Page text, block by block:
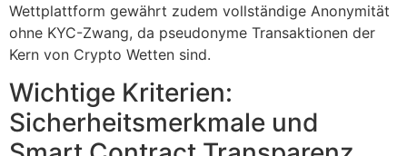
Wettplattform gewährt zudem vollständige Anonymität
ohne KYC-Zwang, da pseudonyme Transaktionen der
Kern von Crypto Wetten sind.
Wichtige Kriterien:
Sicherheitsmerkmale und